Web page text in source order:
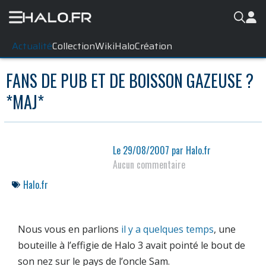
ActualitéCollectionWikiHaloCréation
FANS DE PUB ET DE BOISSON GAZEUSE ?
*MAJ*
Le 29/08/2007 par Halo.fr
Aucun commentaire
Halo.fr
Nous vous en parlions il y a quelques temps, une
bouteille à l’effigie de Halo 3 avait pointé le bout de
son nez sur le pays de l’oncle Sam.